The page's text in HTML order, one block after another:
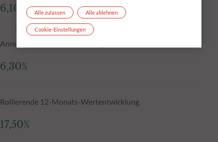
6,10%
Annualisierte Wertentwicklung - 5 Jahre
6,30%
Rollierende 12-Monats-Wertentwicklung
17,50%
Alle ablehnen
Alle zulassen
Cookie-Einstellungen